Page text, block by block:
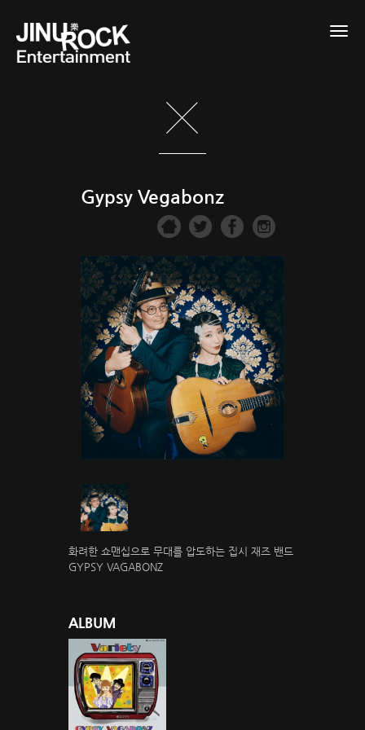
Gypsy Vegabonz
화려한 쇼맨십으로 무대를 압도하는 집시 재즈 밴드
GYPSY VAGABONZ
ALBUM